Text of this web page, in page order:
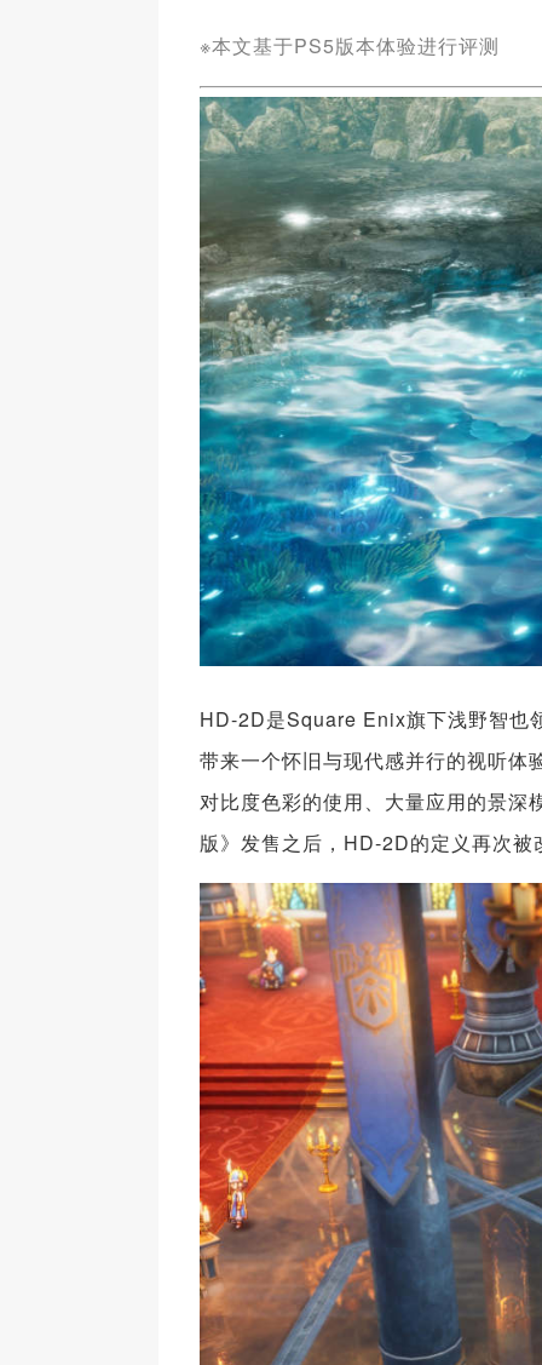
※本文基于PS5版本体验进行评测
HD-2D是Square Enix旗下浅野智也
带来一个怀旧与现代感并行的视听体
对比度色彩的使用、大量应用的景
版》发售之后，HD-2D的定义再次被